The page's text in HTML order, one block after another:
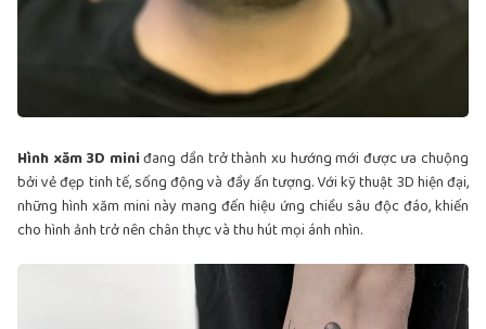
Hình xăm 3D miniđang dần trở thành xu hướng mới được ưa chuộng
bởi vẻ đẹp tinh tế, sống động và đầy ấn tượng. Với kỹ thuật 3D hiện đại,
những hình xăm mini này mang đến hiệu ứng chiều sâu độc đáo, khiến
cho hình ảnh trở nên chân thực và thu hút mọi ánh nhìn.